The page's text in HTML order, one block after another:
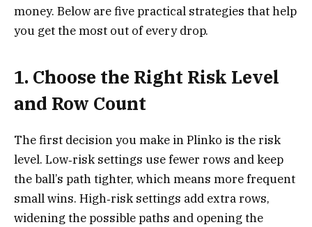
money. Below are five practical strategies that help
you get the most out of every drop.
1. Choose the Right Risk Level
and Row Count
The first decision you make in Plinko is the risk
level. Low‑risk settings use fewer rows and keep
the ball’s path tighter, which means more frequent
small wins. High‑risk settings add extra rows,
widening the possible paths and opening the